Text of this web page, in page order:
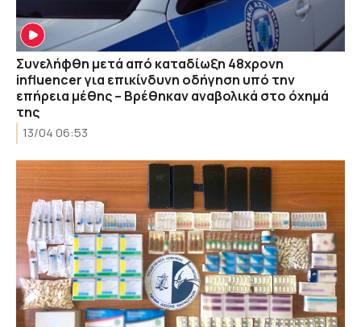
Συνελήφθη μετά από καταδίωξη 48χρονη
influencer για επικίνδυνη οδήγηση υπό την
επήρεια μέθης – Βρέθηκαν αναβολικά στο όχημά
της
13/04 06:53